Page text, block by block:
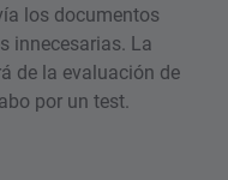
los documentos
innecesarias. La
de la evaluación de
por un test.